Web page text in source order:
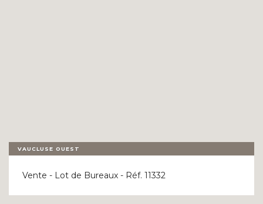
VAUCLUSE OUEST
Vente - Lot de Bureaux - Réf. 11332